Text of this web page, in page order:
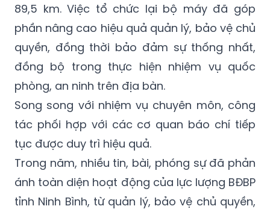
89,5 km. Việc tổ chức lại bộ máy đã góp
phần nâng cao hiệu quả quản lý, bảo vệ chủ
quyền, đồng thời bảo đảm sự thống nhất,
đồng bộ trong thực hiện nhiệm vụ quốc
phòng, an ninh trên địa bàn.
Song song với nhiệm vụ chuyên môn, công
tác phối hợp với các cơ quan báo chí tiếp
tục được duy trì hiệu quả.
Trong năm, nhiều tin, bài, phóng sự đã phản
ánh toàn diện hoạt động của lực lượng BĐBP
tỉnh Ninh Bình, từ quản lý, bảo vệ chủ quyền,